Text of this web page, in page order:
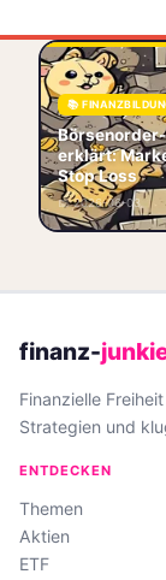
📚
erklärt:
Stop Loss
📅 2026-06-03
finanz-
Finanzielle
Strategien und
ENTDECKEN
Themen
Aktien
ETF